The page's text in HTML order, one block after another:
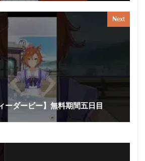
Next
ーダービー】無料期間五日目